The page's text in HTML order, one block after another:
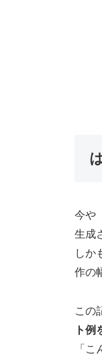
今や
生成
しか
作の
この
ト例
「